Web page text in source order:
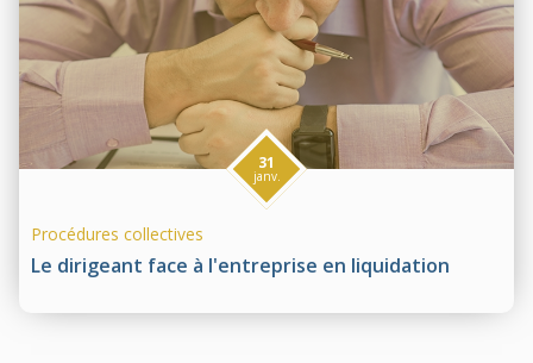
Le dirigeant face à l'entreprise en liquidation
31
janv.
Procédures collectives